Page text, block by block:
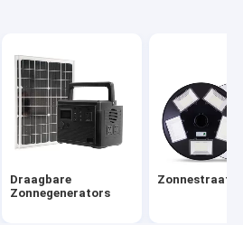
Lichten
Openluchtventilator
Draagbare
Zonnegenerators